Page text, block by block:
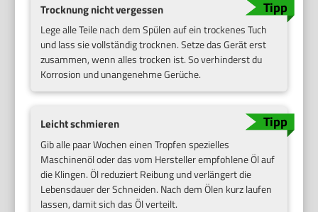
Trocknung nicht vergessen
Lege alle Teile nach dem Spülen auf ein trockenes Tuch
und lass sie vollständig trocknen. Setze das Gerät erst
zusammen, wenn alles trocken ist. So verhinderst du
Korrosion und unangenehme Gerüche.
Leicht schmieren
Gib alle paar Wochen einen Tropfen spezielles
Maschinenöl oder das vom Hersteller empfohlene Öl auf
die Klingen. Öl reduziert Reibung und verlängert die
Lebensdauer der Schneiden. Nach dem Ölen kurz laufen
lassen, damit sich das Öl verteilt.